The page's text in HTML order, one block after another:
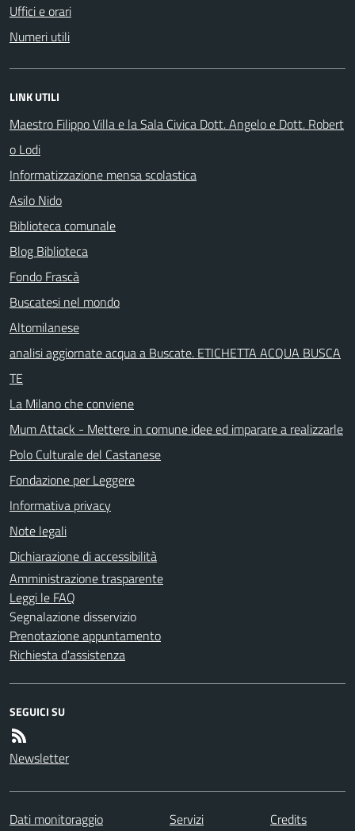
Uffici e orari
Numeri utili
LINK UTILI
Maestro Filippo Villa e la Sala Civica Dott. Angelo e Dott. Robert
o Lodi
Informatizzazione mensa scolastica
Asilo Nido
Biblioteca comunale
Blog Biblioteca
Fondo Frascà
Buscatesi nel mondo
Altomilanese
analisi aggiornate acqua a Buscate. ETICHETTA ACQUA BUSCA
TE
La Milano che conviene
Mum Attack - Mettere in comune idee ed imparare a realizzarle
Polo Culturale del Castanese
Fondazione per Leggere
Informativa privacy
Note legali
Dichiarazione di accessibilità
Amministrazione trasparente
Leggi le FAQ
Segnalazione disservizio
Prenotazione appuntamento
Richiesta d'assistenza
SEGUICI SU
Newsletter
Dati monitoraggio Servizi
Credits